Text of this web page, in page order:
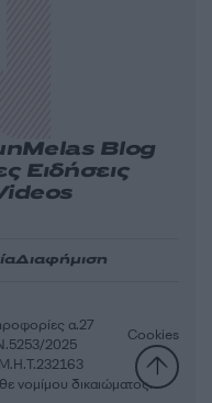
Melas Blog
Ειδήσεις
Διαφήμιση
α.27
2025
Cookies
νομίμου δικαιώματος.